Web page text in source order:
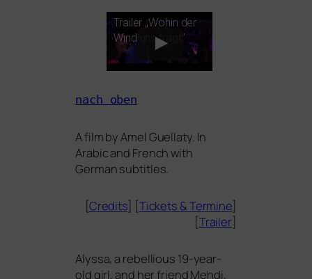
Trailer „Wohin der
Wind uns trägt”
nach oben
A film by Amel Guellaty. In
Arabic and French with
German subtitles.
[Credits] [Tickets &Termine]
[Trailer]
Alyssa, a rebel­lious 19-year-
old girl, and her fri­end Mehdi,